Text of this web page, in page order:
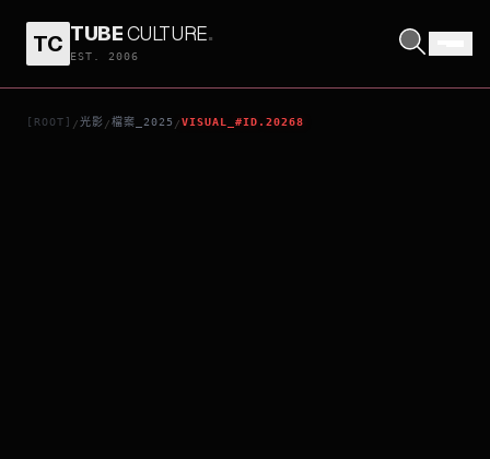
TC TUBECULTURE.
EST. 2006
[ROOT] /光影 /檔案_2025 /VISUAL_#ID.20268
從那天起，眼淚是美味的